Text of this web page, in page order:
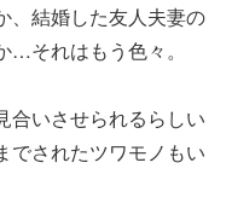
、結婚した友人夫妻の
…それはもう色々。
合いさせられるらしい
でされたツワモノもい